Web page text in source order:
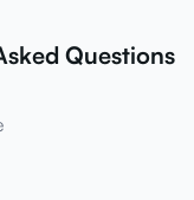
Questions